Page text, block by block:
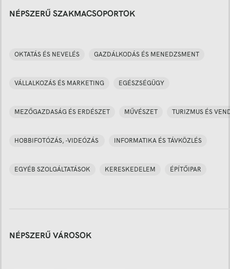
NÉPSZERŰ SZAKMACSOPORTOK
OKTATÁS ÉS NEVELÉS GAZDÁLKODÁS ÉS MENEDZSMENT
VÁLLALKOZÁS ÉS MARKETING EGÉSZSÉGÜGY
MEZŐGAZDASÁG ÉS ERDÉSZET MŰVÉSZET TURIZMUS ÉS
HOBBIFOTÓZÁS, -VIDEÓZÁS INFORMATIKA ÉS TÁVKÖZLÉS
EGYÉB SZOLGÁLTATÁSOK KERESKEDELEM ÉPÍTŐIPAR
NÉPSZERŰ VÁROSOK